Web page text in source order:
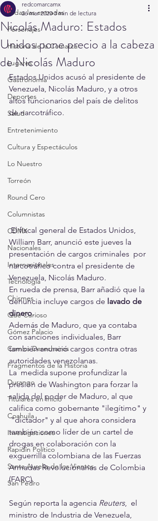
Todas las entradas
Personajes
Historia de la Comarca
Lugares
Gastronomía
Deportes
Salud
Entretenimiento
Cultura y Espectáculos
Lo Nuestro
Torreón
Round Cero
Columnistas
CDMX
Nacionales
Internacionales
Tecnología
Chismes
Qué Curioso
Gómez Palacio
Comics Derechairos
Fragmentos de la Historia
Durango
Titulares en Inicio
Coahuila
Investigaciones
Rapidín Político
Santa Aurelia de los Vientos
San Pedro
Nicolás Maduro: Estados
Unidos pone precio a la cabeza
de Nicolás Maduro
redcomarcamx
26 mar 2020 3 min de lectura
Estados Unidos acusó al presidente de
Venezuela, Nicolás Maduro, y a otros
altos funcionarios del país de delitos
de narcotráfico.
El fiscal general de Estados Unidos,
William Barr, anunció este jueves la
presentación de cargos criminales  por
narcotráfico contra el presidente de
Venezuela, Nicolás Maduro.
En rueda de prensa, Barr añadió que la
denuncia incluye cargos de lavado de
dinero.
Además de Maduro, que ya contaba
con sanciones individuales, Barr
también anunció cargos contra otras
autoridades venezolanas.
La  medida supone profundizar la
presión de Washington para forzar la
salida del poder de Maduro, al que
califica como gobernante "ilegítimo" y
"dictador" y al que ahora considera
también como líder de un cartel de
drogas en colaboración con la
exguerrilla colombiana de las Fuerzas
Armadas Revolucionarias de Colombia
(FARC).
Según reporta la agencia Reuters,  el
ministro de Industria de Venezuela,